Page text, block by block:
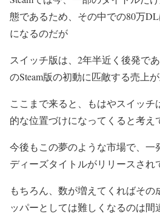
態であるため、その中での80万
になるのだが
スイッチ版は、2年半近く後発で
のSteam版の初動に匹敵する売上
ここまで来ると、もはやスイッチ
的な位置づけになってくると考え
今後もこの夢のような市場で、一
ディーズタイトルがリリースされ
もちろん、数が増えてくればその
ッパーとしては難しくなるのは間